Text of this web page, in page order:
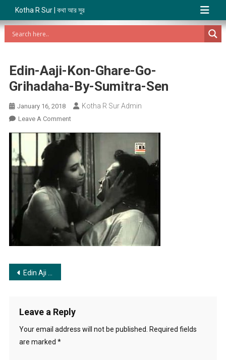
Kotha R Sur | কথা আর সুর
Edin-Aaji-Kon-Ghare-Go-
Grihadaha-By-Sumitra-Sen
January 16, 2018 Kotha R Sur Admin
Leave A CommentOn
Kon-
Ghare-
Go-
Grihadaha-
By-
Sumitra-
Sen
Post
Edin Aji Kon Ghore Go | এদিন আজি কোন ঘরে গো
Leave a Reply
Your email address will not be published.
Required fields
are marked *